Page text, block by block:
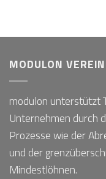
MODULON
modulon unterstützt
Unternehmen durch
Prozesse wie der
und der
Mindestlöhnen.